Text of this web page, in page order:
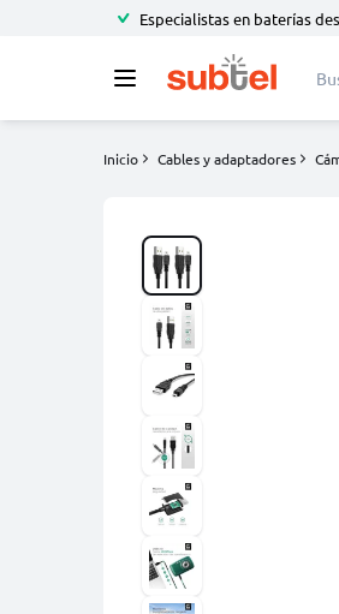
Especialistas en baterías
Inicio Cables y adaptadores